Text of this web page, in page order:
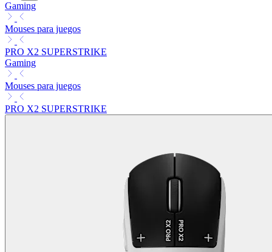
Gaming
Mouses para juegos
PRO X2 SUPERSTRIKE
Gaming
Mouses para juegos
PRO X2 SUPERSTRIKE